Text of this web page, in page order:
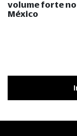
volume forte no
México